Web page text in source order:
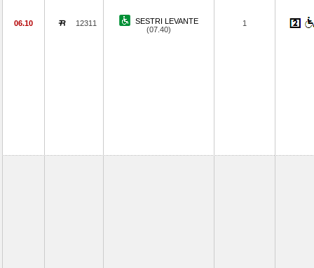
06.10 12311
SESTRI LEVANTE
(07.40)
1